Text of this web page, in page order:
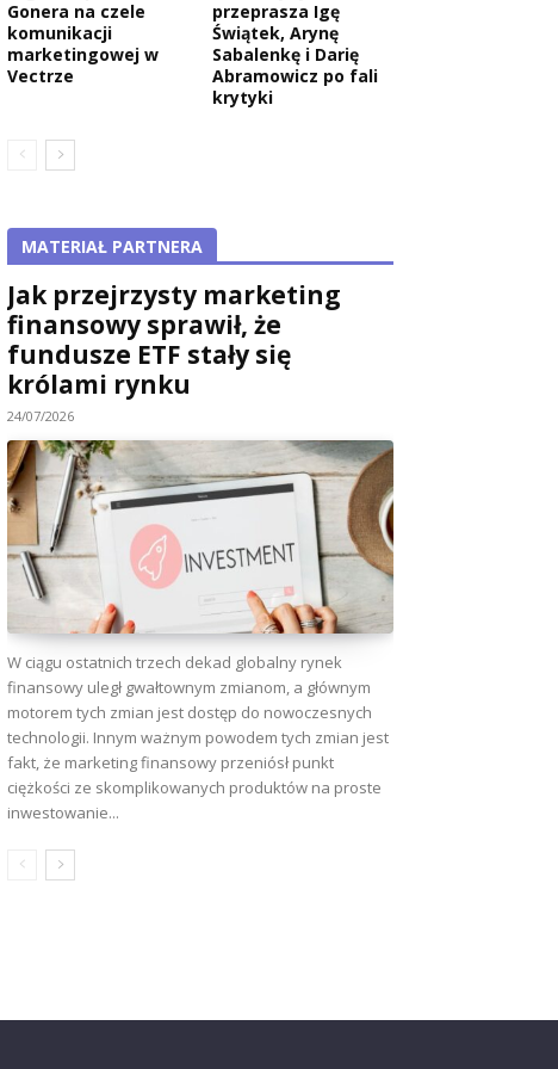
Gonera na czele
komunikacji
marketingowej w
Vectrze
przeprasza Igę
Świątek, Arynę
Sabalenkę i Darię
Abramowicz po fali
krytyki
MATERIAŁ PARTNERA
Jak przejrzysty marketing
finansowy sprawił, że
fundusze ETF stały się
królami rynku
24/07/2026
W ciągu ostatnich trzech dekad globalny rynek
finansowy uległ gwałtownym zmianom, a głównym
motorem tych zmian jest dostęp do nowoczesnych
technologii. Innym ważnym powodem tych zmian jest
fakt, że marketing finansowy przeniósł punkt
ciężkości ze skomplikowanych produktów na proste
inwestowanie...